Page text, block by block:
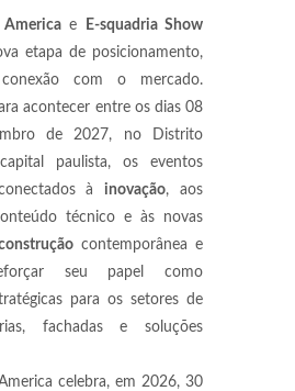
Americae
E-squadria Show
etapa de posicionamento,
com o mercado.
acontecer entre os dias 08
de 2027, no Distrito
paulista, os eventos
à inovação, aos
técnico e às novas
contemporânea e
seu papel como
para os setores de
fachadas e soluções
celebra, em 2026, 30